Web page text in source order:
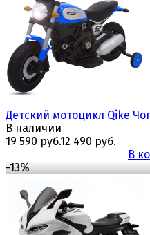
избранноесравнить
Детский мотоцикл Qike
В наличии
19 590 руб.12 490 руб.
В
-13%